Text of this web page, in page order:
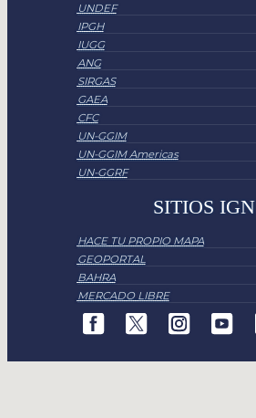
UNDEF
IPGH
IUGG
ANG
SIRGAS
GAEA
CFC
UN-GGIM
UN-GGIM Americas
UN-GGRF
SITIOS IGN
HACE TU PROPIO MAPA
GEOPORTAL
BAHRA
MERCADO LIBRE